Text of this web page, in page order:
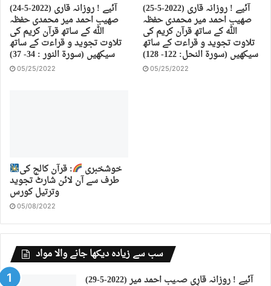
(24-5-2022) آئیے ! روزانہ قاری
صهیب احمد میر محمدی حفظہ
اللہ کے ساتھ قرآن کریم کی
تلاوت تجوید و قراءت کے ساتھ
سیکھیں (سورة النور : 34- 37)
05/25/2022
(25-5-2022) آئیے ! روزانہ قاری
صهیب احمد میر محمدی حفظہ
اللہ کے ساتھ قرآن کریم کی
تلاوت تجوید و قراءت کے ساتھ
سیکھیں (سورة النحل: 122- 128)
05/25/2022
خوشخبری : قرآن کالج کی
طرف سے آن لائن شارٹ تجوید
وترتیل کورس
05/08/2022
سب سے زیادہ دیکھا جانے والا مواد
(29-5-2022) آئیے ! روزانہ قاری صہیب احمد میر